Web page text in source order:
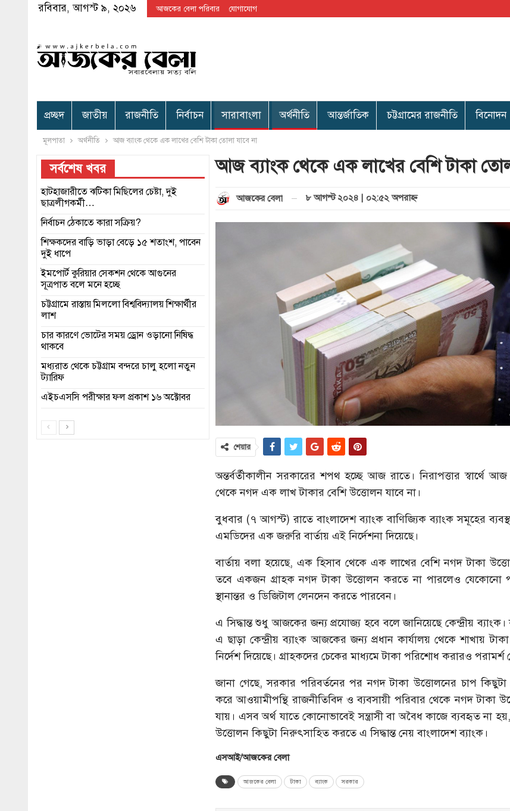
রবিবার, আগস্ট ৯, ২০২৬ আজকের বেলা পরিবার যোগাযোগ
প্রচ্ছদ জাতীয় রাজনীতি নির্বাচন সারাবাংলা অর্থনীতি আন্তর্জাতিক চট্টগ্রামের রাজনীতি বিনোদন
মূলপাতা অর্থনীতি আজ ব্যাংক থেকে এক লাখের বেশি টাকা তোলা যাবে না
আজ ব্যাংক থেকে এক লাখের বেশি টাকা
আজকের বেলা ৮ আগস্ট ২০২৪ | ০২:৫২ অপরাহ্ণ
শেয়ার
অন্তর্বর্তীকালীন সরকারের শপথ হচ্ছে আজ রাতে। নিরাপত্তার স্বার্থে
থেকে নগদ এক লাখ টাকার বেশি উত্তোলন যাবে না।
বুধবার (৭ আগস্ট) রাতে বাংলাদেশ ব্যাংক বাণিজ্যিক ব্যাংক সমূহের
এমডিদের এক জরুরি বার্তায় এই নির্দেশনা দিয়েছে।
বার্তায় বলা হয়েছে, এক হিসাব থেকে এক লাখের বেশি নগদ টাকা
তবে একজন গ্রাহক নগদ টাকা উত্তোলন করতে না পারলেও যেকোনো
স্থানান্তর ও ডিজিটাল লেনদেন করতে পারবেন।
এ সিদ্ধান্ত শুধু আজকের জন্য প্রযোজ্য হবে বলে জানিয়েছে কেন্দ্রীয় ব্যাংক।
এ ছাড়া কেন্দ্রীয় ব্যাংক আজকের জন্য প্রধান কার্যালয় থেকে শাখায়
নির্দেশ দিয়েছে। গ্রাহকদের চেকের মাধ্যমে টাকা পরিশোধ করারও পরামর্শ
জানা গেছে, সরকার পরিবর্তনের পর নগদ টাকা উত্তোলনের চাপ কিছুটা
করে আওয়ামীপন্থি রাজনীতিবিদ ও ব্যবসায়ী পরিবার থেকে নগদ টাকা
যায়। এসব অর্থ যাতে কোনোভাবেই সন্ত্রাসী বা অবৈধ কাজে ব্যবহৃত না
উত্তোলন কিছুটা নিরুৎসাহিত করতে এ সিদ্ধান্ত নেয় বাংলাদেশ ব্যাংক।
এসআই/আজকের বেলা
আজকের বেলা টাকা ব্যাংক সরকার
সর্বশেষ খবর
হাটহাজারীতে ঝটিকা মিছিলের চেষ্টা, দুই
ছাত্রলীগকর্মী…
নির্বাচন ঠেকাতে কারা সক্রিয়?
শিক্ষকদের বাড়ি ভাড়া বেড়ে ১৫ শতাংশ, পাবেন
দুই ধাপে
ইমপোর্ট কুরিয়ার সেকশন থেকে আগুনের
সূত্রপাত বলে মনে হচ্ছে
চট্টগ্রামে রাস্তায় মিললো বিশ্ববিদ্যালয় শিক্ষার্থীর
লাশ
চার কারণে ভোটের সময় ড্রোন ওড়ানো নিষিদ্ধ
থাকবে
মধ্যরাত থেকে চট্টগ্রাম বন্দরে চালু হলো নতুন
ট্যারিফ
এইচএসসি পরীক্ষার ফল প্রকাশ ১৬ অক্টোবর